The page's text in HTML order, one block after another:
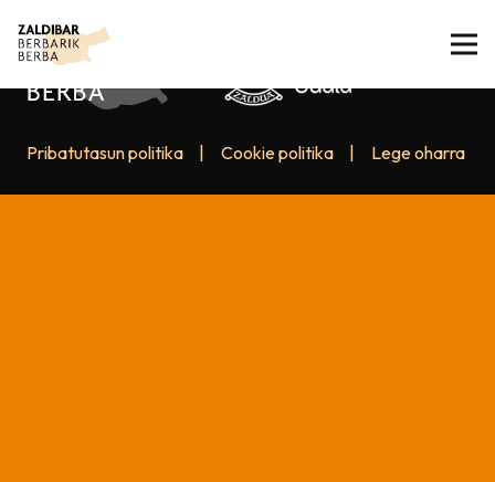
Pribatutasun politika Cookie politika Lege oharra